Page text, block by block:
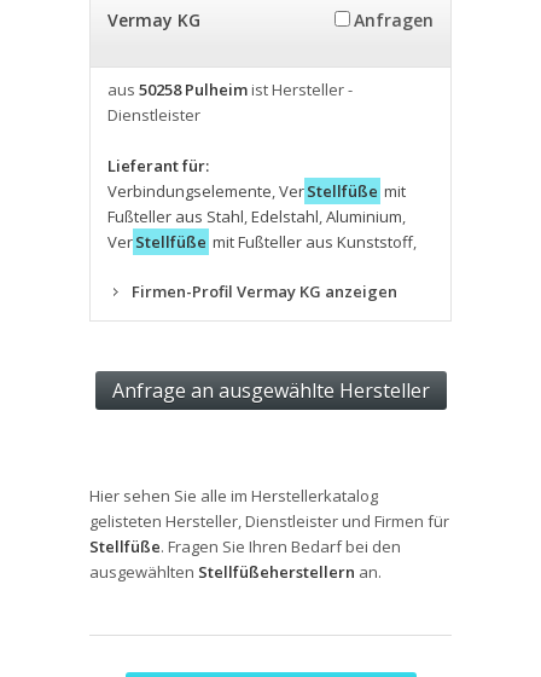
Vermay KG Anfragen
aus 50258 Pulheimist Hersteller -
Dienstleister
Lieferant für:
Verbindungselemente,VerStellfüße mit
Fußteller aus Stahl,Edelstahl,Aluminium,
VerStellfüße mit Fußteller aus Kunststoff,
Firmen-Profil Vermay KG anzeigen
Hier sehen Sie alle im Herstellerkatalog
gelisteten Hersteller, Dienstleister und Firmen für
Stellfüße. Fragen Sie Ihren Bedarf bei den
ausgewählten Stellfüßeherstellern an.